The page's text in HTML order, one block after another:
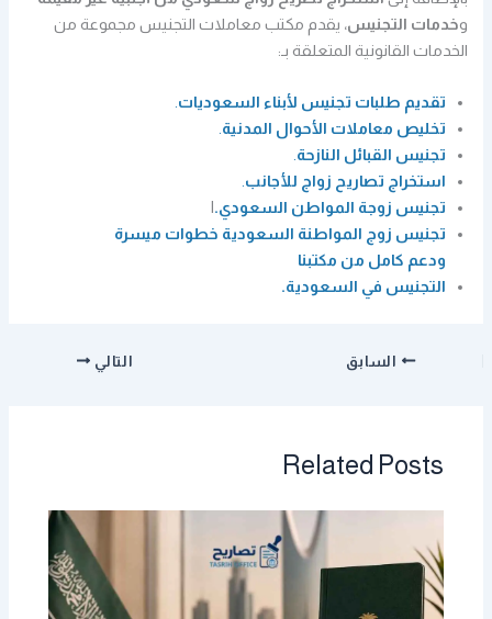
وخدمات التجنيس، يقدم مكتب معاملات التجنيس مجموعة من
الخدمات القانونية المتعلقة بـ:
تقديم طلبات تجنيس لأبناء السعوديات
تخليص معاملات الأحوال المدنية
تجنيس القبائل النازحة
استخراج تصاريح زواج للأجانب
تجنيس زوجة المواطن السعودي.
تجنيس زوج المواطنة السعودية خطوات ميسرة
ودعم كامل من مكتبنا
التجنيس في السعودية.
السابق التالي
Related Posts